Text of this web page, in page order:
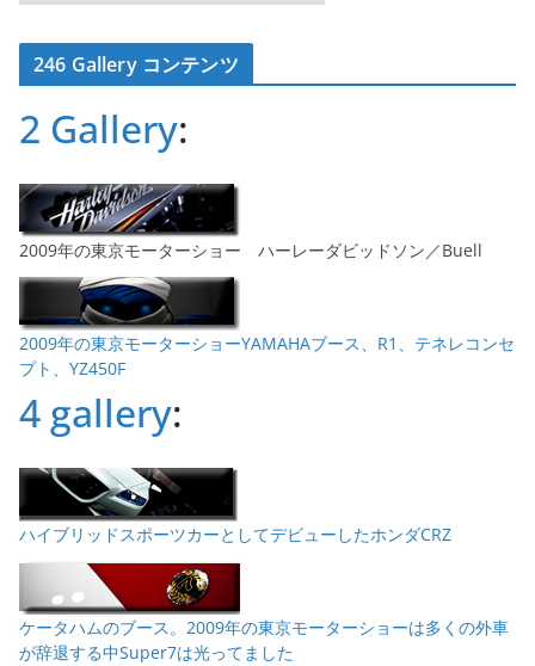
ー
カ
イ246 Gallery コンテンツ
2 Gallery:
2009年の東京モーターショー ハーレーダビッドソン／Buell
2009年の東京モーターショーYAMAHAブース、R1、テネレコンセ
プト、YZ450F
4 gallery:
ハイブリッドスポーツカーとしてデビューしたホンダCRZ
ケータハムのブース。2009年の東京モーターショーは多くの外車
が辞退する中Super7は光ってました